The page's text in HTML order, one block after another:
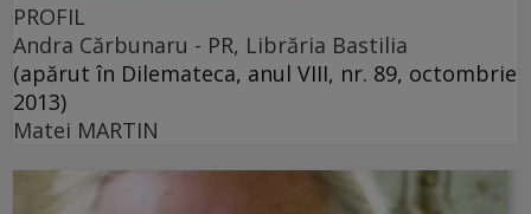
PROFIL
Andra Cărbunaru - PR, Librăria Bastilia
(apărut în Dilemateca, anul VIII, nr. 89, octombrie
2013)
Matei MARTIN